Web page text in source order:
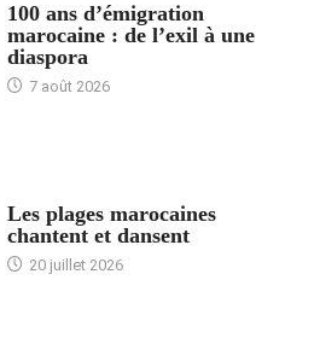
100 ans d’émigration
marocaine : de l’exil à une
diaspora
7 août 2026
Les plages marocaines
chantent et dansent
20 juillet 2026